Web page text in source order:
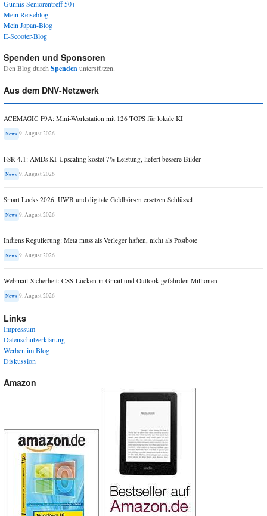
Günnis Seniorentreff 50+
Mein Reiseblog
Mein Japan-Blog
E-Scooter-Blog
Spenden und Sponsoren
Den Blog durchSpendenunterstützen.
Aus dem DNV-Netzwerk
ACEMAGIC F9A: Mini-Workstation mit 126 TOPS für lokale KI
News 9. August 2026
FSR 4.1: AMDs KI-Upscaling kostet 7% Leistung, liefert bessere Bilder
News 9. August 2026
Smart Locks 2026: UWB und digitale Geldbörsen ersetzen Schlüssel
News 9. August 2026
Indiens Regulierung: Meta muss als Verleger haften, nicht als Postbote
News 9. August 2026
Webmail-Sicherheit: CSS-Lücken in Gmail und Outlook gefährden Millionen
News 9. August 2026
Links
Impressum
Datenschutzerklärung
Werben im Blog
Diskussion
Amazon